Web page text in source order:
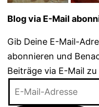
Blog via E-Mail
Gib Deine E-Mail-
abonnieren und
Beiträge via E-Mail